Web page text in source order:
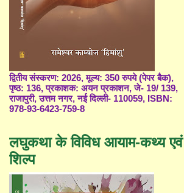
द्वितीय संस्करण: 2026, मूल्य: 350 रुपये (पेपर बैक),
पृष्ठ: 136, प्रकाशक: अयन प्रकाशन, जे- 19/ 139,
राजापुरी, उत्तम नगर, नई दिल्ली- 110059, ISBN:
978-93-6423-759-8
लघुकथा के विविध आयाम-कथ्य एवं
शिल्प